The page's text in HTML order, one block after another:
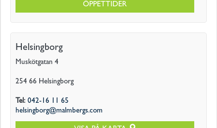
ÖPPETTIDER
Helsingborg
Muskötgatan 4
254 66 Helsingborg
Tel: 042-16 11 65
helsingborg@malmbergs.com